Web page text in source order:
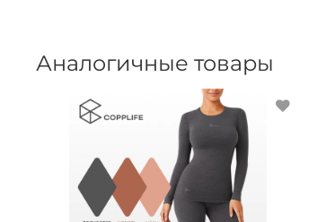
Аналогичные товары